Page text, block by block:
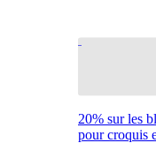
20% sur les
pour croquis